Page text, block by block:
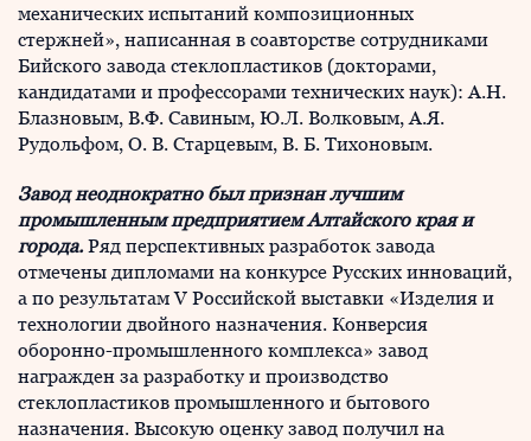
механических испытаний композиционных
стержней», написанная в соавторстве сотрудниками
Бийского завода стеклопластиков (докторами,
кандидатами и профессорами технических наук): А.Н.
Блазновым, В.Ф. Савиным, Ю.Л. Волковым, А.Я.
Рудольфом, О. В. Старцевым, В. Б. Тихоновым.
Завод неоднократно был признан лучшим
промышленным предприятием Алтайского края и
города.Ряд перспективных разработок завода
отмечены дипломами на конкурсе Русских инноваций,
а по результатам V Российской выставки «Изделия и
технологии двойного назначения. Конверсия
оборонно-промышленного комплекса» завод
награжден за разработку и производство
стеклопластиков промышленного и бытового
назначения. Высокую оценку завод получил на